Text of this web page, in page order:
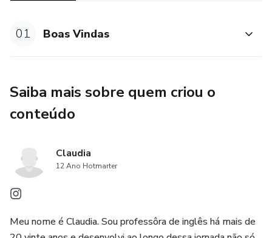
01 Boas Vindas
Saiba mais sobre quem criou o
conteúdo
Claudia
12 Ano Hotmarter
Meu nome é Claudia. Sou professôra de inglês há mais de